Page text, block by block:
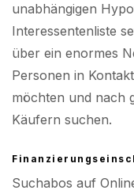
unabhängigen
Interessentenliste
über ein enormes
Personen in
möchten und nach
Käufern suchen.
Suchabos auf